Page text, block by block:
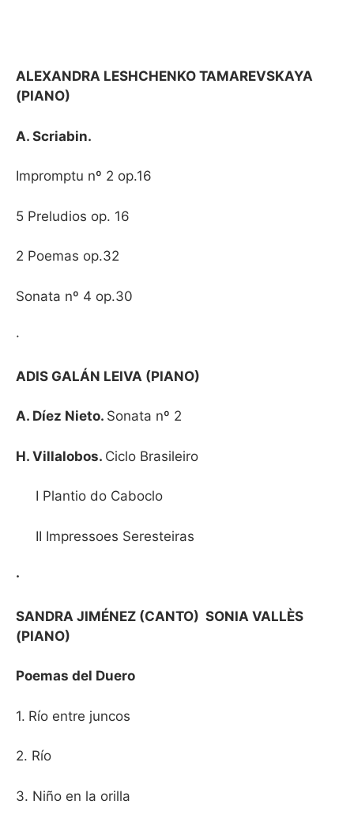
ALEXANDRA LESHCHENKO TAMAREVSKAYA
(PIANO)
A. Scriabin.
Impromptu nº 2 op.16
5 Preludios op. 16
2 Poemas op.32
Sonata nº 4 op.30
·
ADIS GALÁN LEIVA (PIANO)
A. Díez Nieto. Sonata nº 2
H. Villalobos. Ciclo Brasileiro
I Plantio do Caboclo
II Impressoes Seresteiras
·
SANDRA JIMÉNEZ (CANTO) SONIA VALLÈS
(PIANO)
Poemas del Duero
1. Río entre juncos
2. Río
3. Niño en la orilla